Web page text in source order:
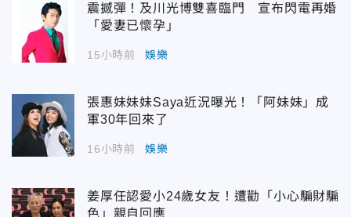
震撼彈！及川光博雙喜臨門 宣布閃電再婚
「愛妻已懷孕」
15小時前 娛樂
張惠妹妹妹Saya近況曝光！「阿妹妹」成
軍30年回來了
16小時前 娛樂
姜厚任認愛小24歲女友！遭勸「小心騙財騙
色」親自回應